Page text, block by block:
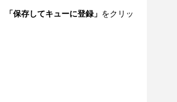
「保存してキューに登録」 をクリッ